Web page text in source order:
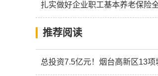
扎实做好企业职工基本养老保险
推荐阅读
总投资7.5亿元！烟台高新区13